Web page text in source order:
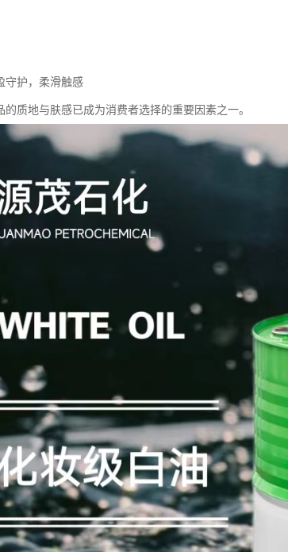
守护，柔滑触感
质地与肤感已成为消费者选择的重要因素之一。